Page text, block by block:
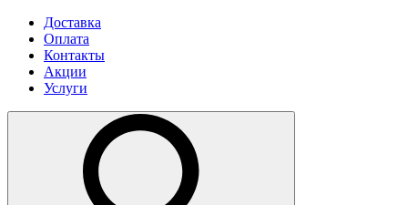
Доставка
Оплата
Контакты
Акции
Услуги